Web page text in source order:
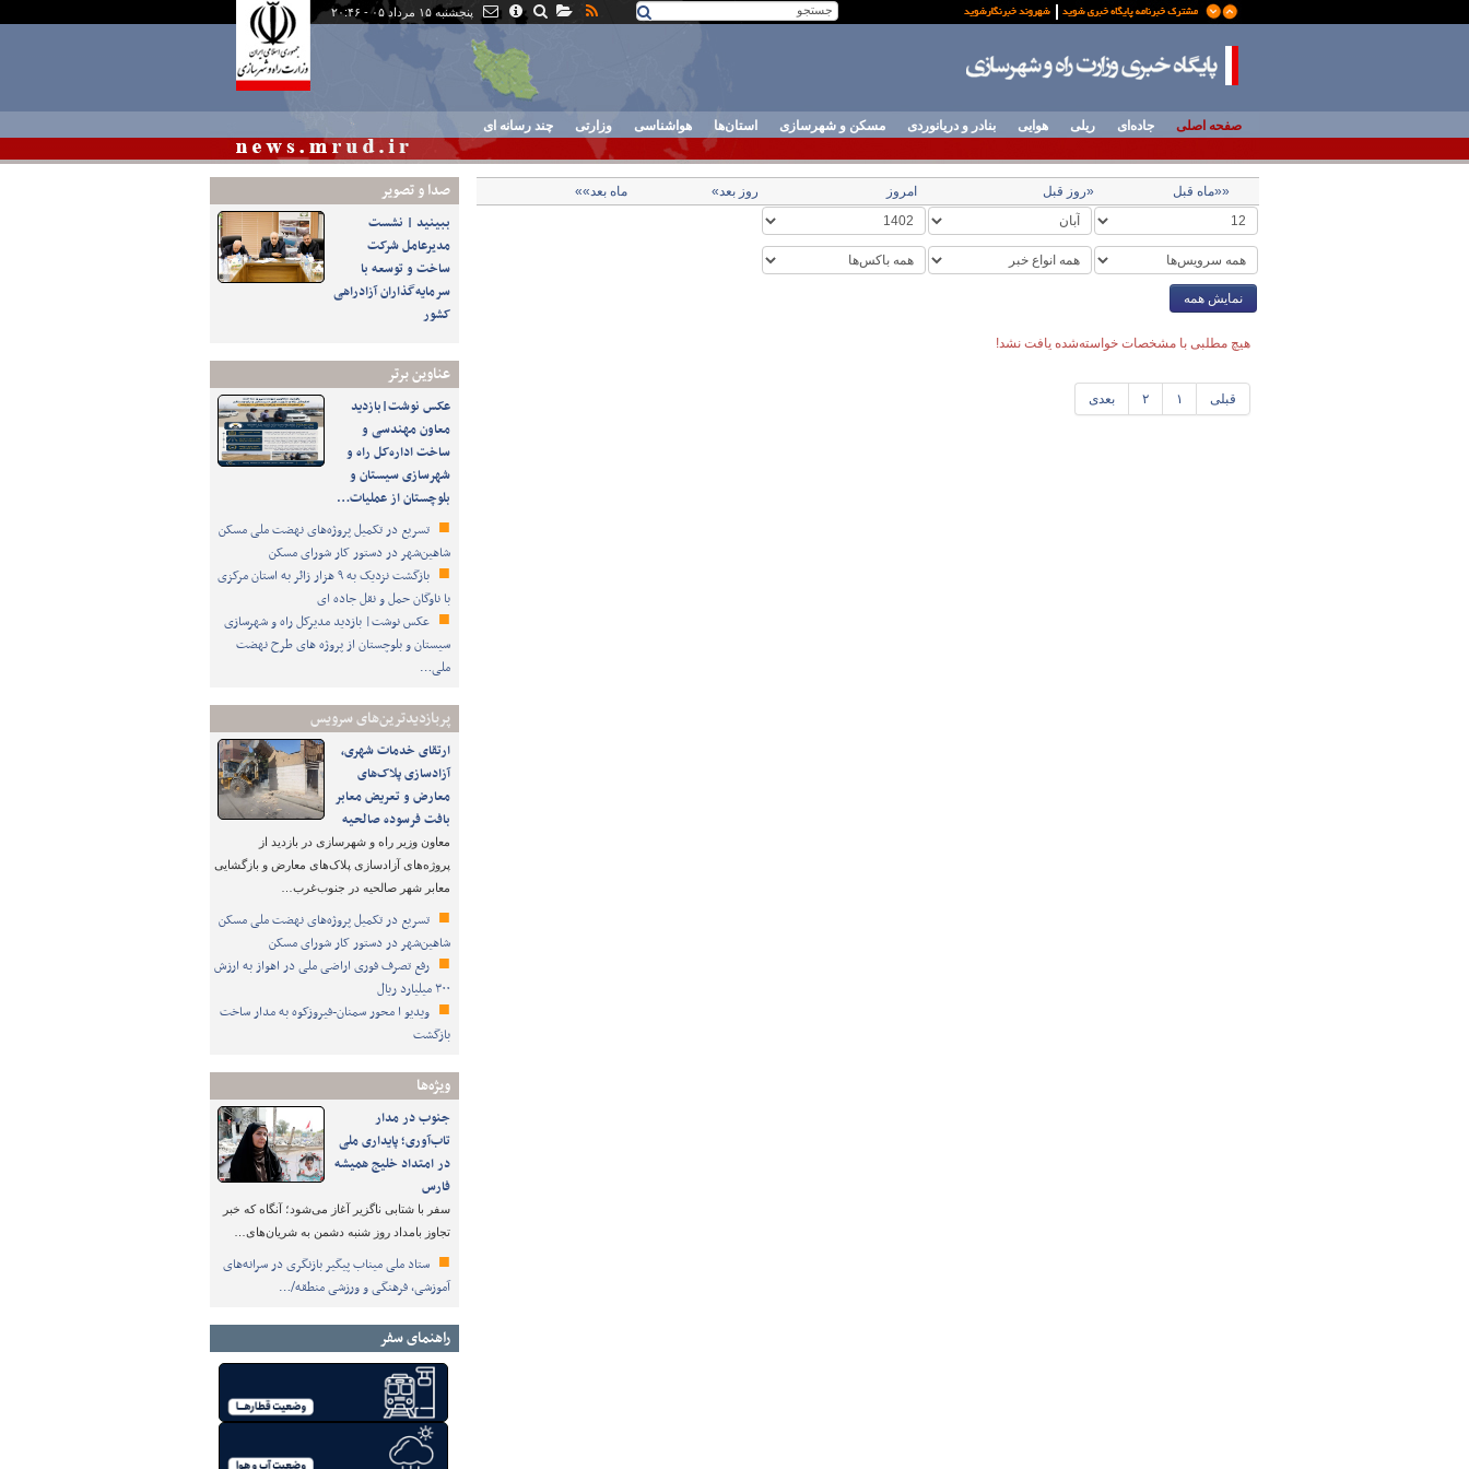
پنجشنبه ۱۵ مرداد ۰۵ - ۲۰:۴۶
صفحه اصلی جاده‌ای ریلی هوایی بنادر و دریانوردی مسکن و شهرسازی استان‌ها هواشناسی وزارتی چند رسانه ای
صدا و تصوير
ببینید | نشست
مدیرعامل شرکت
ساخت و توسعه با
سرمایه‌گذاران آزادراهی
کشور
عناوین برتر
عکس نوشت|بازدید
معاون مهندسی و
ساخت اداره‌کل راه و
شهرسازی سیستان و
بلوچستان از عملیات…
تسریع در تکمیل پروژه‌های نهضت ملی مسکن
شاهین‌شهر در دستور کار شورای مسکن
بازگشت نزدیک به ۹ هزار زائر به استان مرکزی
با ناوگان حمل و نقل جاده ای
عکس نوشت| بازدید مدیرکل راه و شهرسازی
سیستان و بلوچستان از پروژه های طرح نهضت
ملی…
پربازدیدترین‌های سرویس
ارتقای خدمات شهری،
آزادسازی پلاک‌های
معارض و تعریض معابر
بافت فرسوده صالحیه
معاون وزیر راه و شهرسازی در بازدید از
پروژه‌های آزادسازی پلاک‌های معارض و بازگشایی
معابر شهر صالحیه در جنوب‌غرب…
تسریع در تکمیل پروژه‌های نهضت ملی مسکن
شاهین‌شهر در دستور کار شورای مسکن
رفع تصرف فوری اراضی ملی در اهواز به ارزش
۳۰۰ میلیارد ریال
ویدیو ا محور سمنان-فیروزکوه به مدار ساخت
بازگشت
ویژه‌ها
جنوب در مدار
تاب‌آوری؛ پایداری ملی
در امتداد خلیج همیشه
فارس
سفر با شتابی ناگزیر آغاز می‌شود؛ آنگاه که خبر
تجاوز بامداد روز شنبه دشمن به شریان‌های…
ستاد ملی میناب پیگیر بازنگری در سرانه‌های
آموزشی، فرهنگی و ورزشی منطقه/…
راهنمای سفر
««ماه قبل «روز قبل امروز روز بعد» ماه بعد»»
نمایش همه
هیچ مطلبی با مشخصات خواسته‌شده یافت نشد!
قبلی ۱ ۲ بعدی